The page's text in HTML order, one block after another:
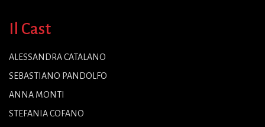
Il Cast
ALESSANDRA CATALANO
SEBASTIANO PANDOLFO
ANNA MONTI
STEFANIA COFANO